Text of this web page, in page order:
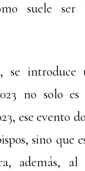
suele
se introduce
no solo
ese evento
sino que
además,